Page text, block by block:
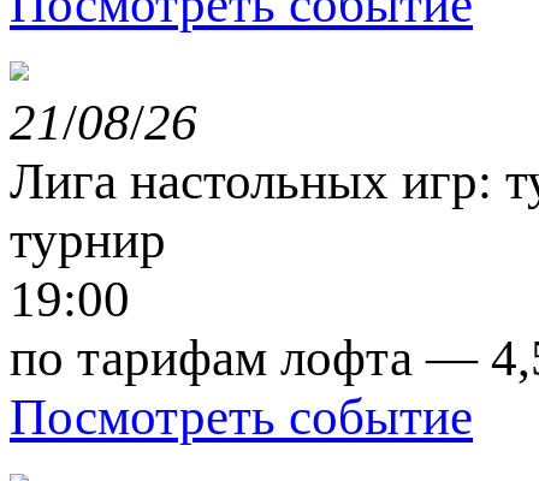
21/08/26
Лига настольных игр:
турнир
19:00
по тарифам лофта —
Посмотреть событие